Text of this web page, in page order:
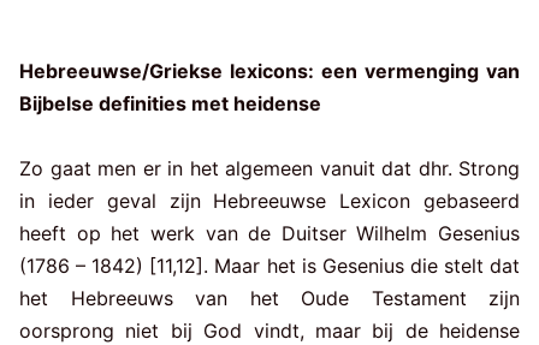
Hebreeuwse/Griekse lexicons: een vermenging van
Bijbelse definities met heidense
Zo gaat men er in het algemeen vanuit dat dhr. Strong
in ieder geval zijn Hebreeuwse Lexicon gebaseerd
heeft op het werk van de Duitser Wilhelm Gesenius
(1786 – 1842) [11,12]. Maar het is Gesenius die stelt dat
het Hebreeuws van het Oude Testament zijn
oorsprong niet bij God vindt, maar bij de heidense